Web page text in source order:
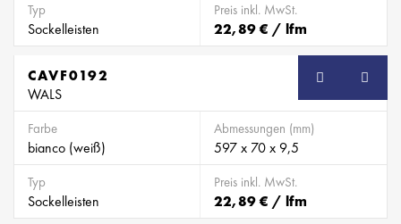
Typ
Sockelleisten
Preis inkl. MwSt.
22,89 € / lfm
SB
CAVF0192
WALS
Farbe
bianco (weiß)
Abmessungen (mm)
597 x 70 x 9,5
Typ
Sockelleisten
Preis inkl. MwSt.
22,89 € / lfm